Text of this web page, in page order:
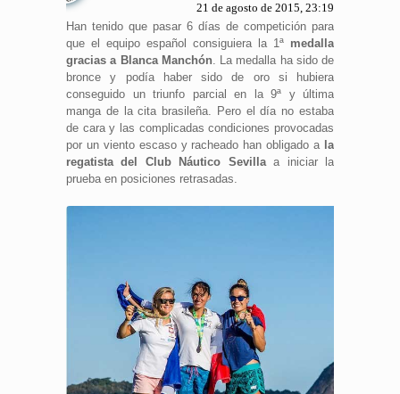
21 de agosto de 2015, 23:19
Han tenido que pasar 6 días de competición para
que el equipo español consiguiera la 1ª medalla
gracias a Blanca Manchón. La medalla ha sido de
bronce y podía haber sido de oro si hubiera
conseguido un triunfo parcial en la 9ª y última
manga de la cita brasileña. Pero el día no estaba
de cara y las complicadas condiciones provocadas
por un viento escaso y racheado han obligado a la
regatista del Club Náutico Sevillaa iniciar la
prueba en posiciones retrasadas.